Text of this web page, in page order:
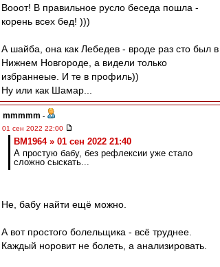
Вооот! В правильное русло беседа пошла -
корень всех бед! )))
А шайба, она как Лебедев - вроде раз сто был в
Нижнем Новгороде, а видели только
избраннеые. И те в профиль))
Ну или как Шамар...
mmmmm -
01 сен 2022 22:00
BM1964 » 01 сен 2022 21:40
А простую бабу, без рефлексии уже стало
сложно сыскать...
Не, бабу найти ещё можно.
А вот простого болельщика - всё труднее.
Каждый норовит не болеть, а анализировать.